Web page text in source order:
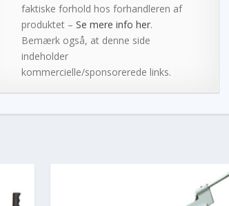
faktiske forhold hos forhandleren af
produktet – Se mere info her.
Bemærk også, at denne side
indeholder
kommercielle/sponsorerede links.